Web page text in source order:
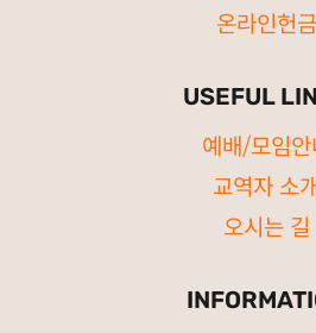
온라인헌금
USEFUL
예배/모임안
교역자 소
오시는 길